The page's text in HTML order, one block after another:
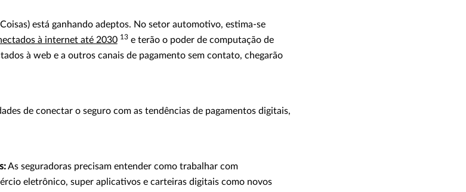
está ganhando adeptos. No setor automotivo, estima-se
à internet até 2030 13e terão o poder de computação de
à web e a outros canais de pagamento sem contato, chegarão
de conectar o seguro com as tendências de pagamentos digitais,
As seguradoras precisam entender como trabalhar com
eletrônico, super aplicativos e carteiras digitais como novos